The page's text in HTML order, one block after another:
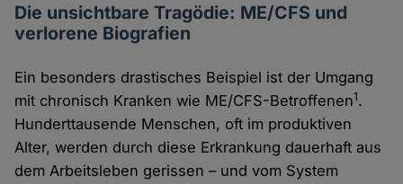
Die unsichtbare Tragödie: ME/CFS und
verlorene Biografien
Ein besonders drastisches Beispiel ist der Umgang
mit chronisch Kranken wie ME/CFS-Betroffenen1.
Hunderttausende Menschen, oft im produktiven
Alter, werden durch diese Erkrankung dauerhaft aus
dem Arbeitsleben gerissen – und vom System